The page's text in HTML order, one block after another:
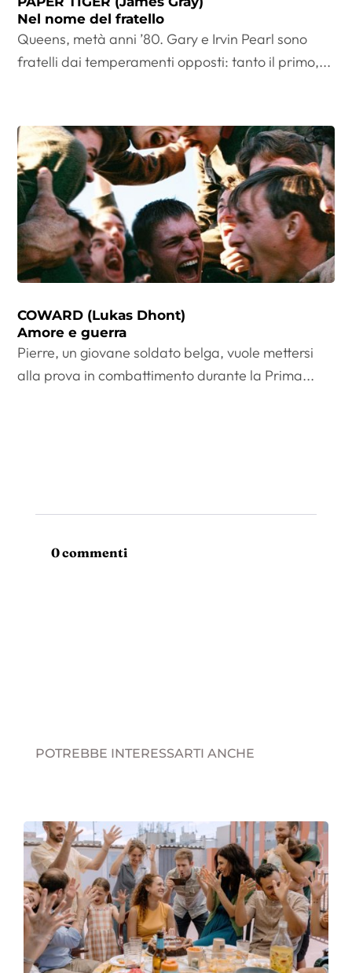
Nel nome del fratello
Queens, metà anni ’80. Gary e Irvin Pearl sono
fratelli dai temperamenti opposti: tanto il primo,...
COWARD (Lukas Dhont)
Amore e guerra
Pierre, un giovane soldato belga, vuole mettersi
alla prova in combattimento durante la Prima...
0 commenti
POTREBBE INTERESSARTI ANCHE